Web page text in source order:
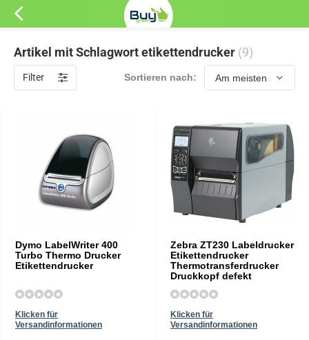
Artikel mit Schlagwort etikettendrucker (9)
Filter Sortieren nach:
Dymo LabelWriter 400
Turbo Thermo Drucker
Etikettendrucker
Klicken für
Versandinformationen
Zebra ZT230 Labeldrucker
Etikettendrucker
Thermotransferdrucker
Druckkopf defekt
Klicken für
Versandinformationen